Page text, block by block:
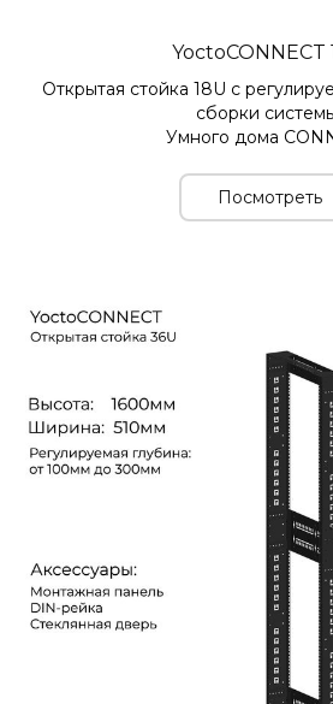
YoctoCONNECT
Открытая стойка 18U с
сборки
Умного дома
Посмотреть